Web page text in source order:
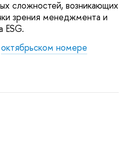
сложностей, возникающих
зрения менеджмента и
ESG.
октябрьском номере